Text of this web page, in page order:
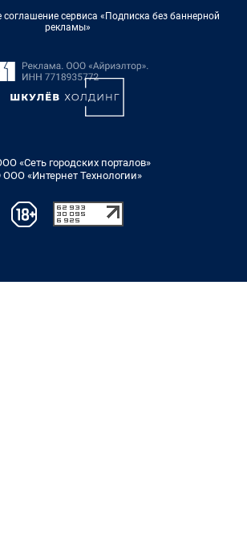
соглашение сервиса «Подписка без баннерной
рекламы»
«Сеть городских порталов»
«Интернет Технологии»